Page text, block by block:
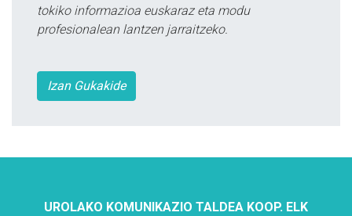
tokiko informazioa euskaraz eta modu
profesionalean lantzen jarraitzeko.
Izan Gukakide
UROLAKO KOMUNIKAZIO TALDEA KOOP. ELK